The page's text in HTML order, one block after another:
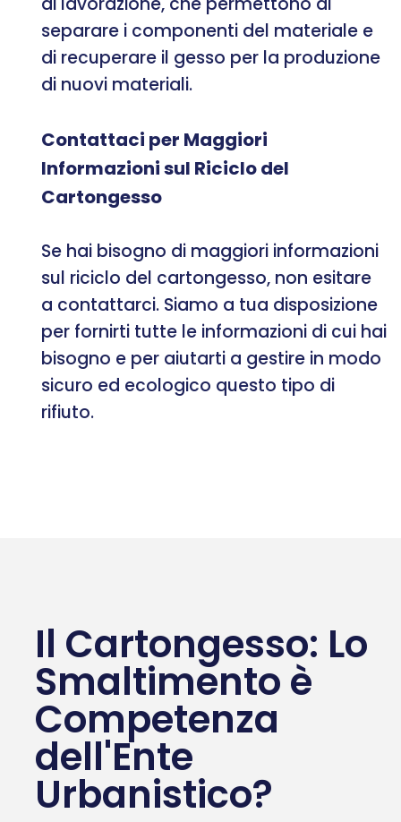
separare i componenti del materiale e
di recuperare il gesso per la produzione
di nuovi materiali.
Contattaci per Maggiori
Informazioni sul Riciclo del
Cartongesso
Se hai bisogno di maggiori informazioni
sul riciclo del cartongesso, non esitare
a contattarci. Siamo a tua disposizione
per fornirti tutte le informazioni di cui hai
bisogno e per aiutarti a gestire in modo
sicuro ed ecologico questo tipo di
rifiuto.
Il Cartongesso: Lo
Smaltimento è
Competenza
dell'Ente
Urbanistico?